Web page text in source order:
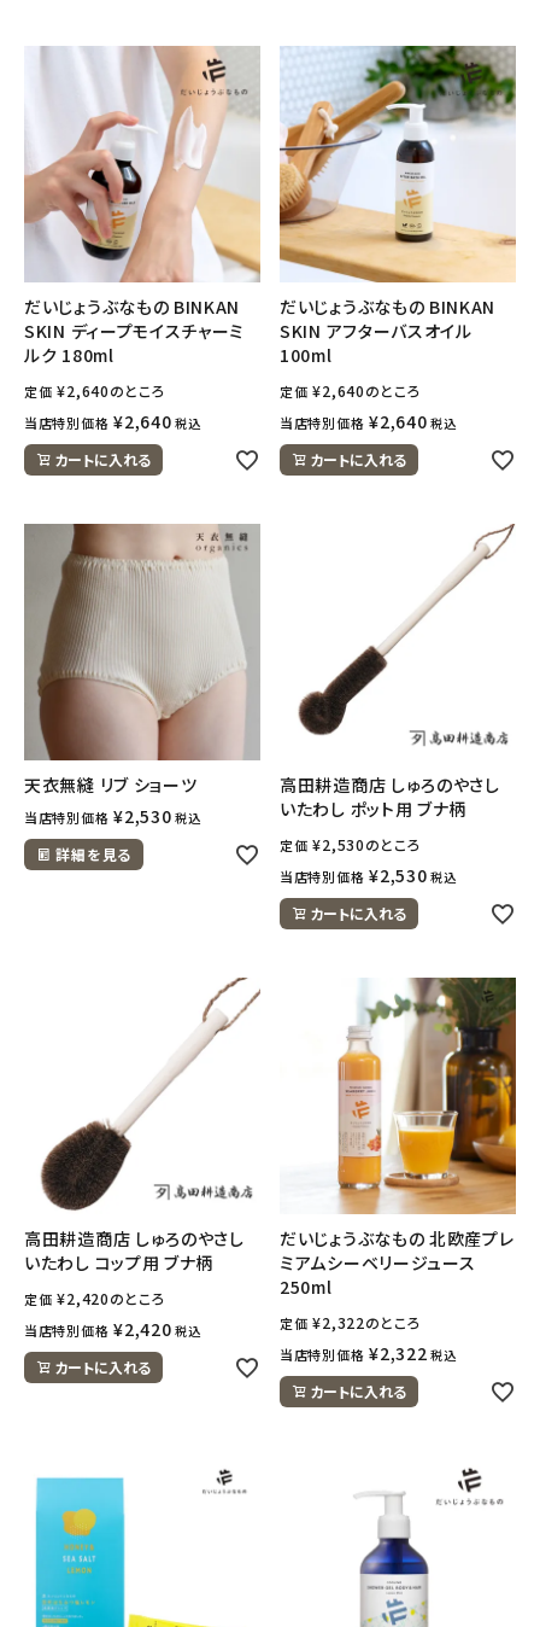
だいじょうぶなもの BINKAN
SKIN ディープモイスチャーミ
ルク 180ml
定価 ¥2,640のところ
当店特別価格 ¥2,640 税込
カートに入れる
だいじょうぶなもの BINKAN
SKIN アフターバスオイル
100ml
定価 ¥2,640のところ
当店特別価格 ¥2,640 税込
カートに入れる
天衣無縫 リブ ショーツ
当店特別価格 ¥2,530 税込
詳細を見る
高田耕造商店 しゅろのやさし
いたわし ポット用 ブナ柄
定価 ¥2,530のところ
当店特別価格 ¥2,530 税込
カートに入れる
高田耕造商店 しゅろのやさし
いたわし コップ用 ブナ柄
定価 ¥2,420のところ
当店特別価格 ¥2,420 税込
カートに入れる
だいじょうぶなもの 北欧産プレ
ミアムシーベリージュース
250ml
定価 ¥2,322のところ
当店特別価格 ¥2,322 税込
カートに入れる